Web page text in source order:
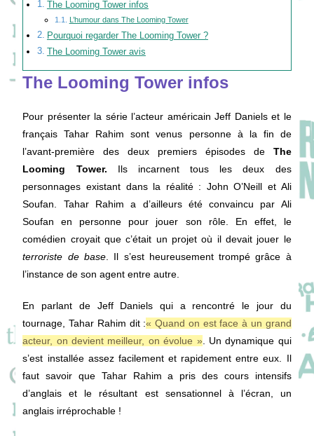
The Looming Tower infos
L’humour dans The Looming Tower
Pourquoi regarder The Looming Tower ?
The Looming Tower avis
The Looming Tower infos
Pour présenter la série l’acteur américain Jeff Daniels et le
français Tahar Rahim sont venus personne à la fin de
l’avant-première des deux premiers épisodes deThe
Looming Tower. Ils incarnent tous les deux des
personnages existant dans la réalité : John O’Neill et Ali
Soufan. Tahar Rahim a d’ailleurs été convaincu par Ali
Soufan en personne pour jouer son rôle. En effet, le
comédien croyait que c’était un projet où il devait jouer le
terroriste de base. Il s’est heureusement trompé grâce à
l’instance de son agent entre autre.
En parlant de Jeff Daniels qui a rencontré le jour du
tournage, Tahar Rahim dit :« Quand on est face à un grand
acteur, on devient meilleur, on évolue » . Un dynamique qui
s’est installée assez facilement et rapidement entre eux. Il
faut savoir que Tahar Rahim a pris des cours intensifs
d’anglais et le résultant est sensationnel à l’écran, un
anglais irréprochable !